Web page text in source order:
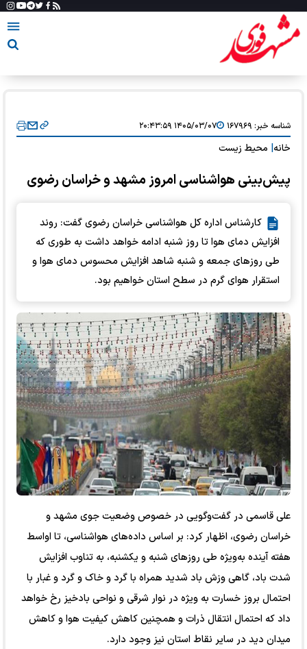
شناسه خبر: ۱۶۷۹۶۹ ۱۴۰۵/۰۳/۰۷ ۲۰:۴۳:۵۹
خانه محیط زیست
پیش‌بینی هواشناسی امروز مشهد و خراسان رضوی
کارشناس اداره کل هواشناسی خراسان رضوی گفت: روند
افزایش دمای هوا تا روز شنبه ادامه خواهد داشت به طوری که
طی روز‌های جمعه و شنبه شاهد افزایش محسوس دمای هوا و
استقرار هوای گرم در سطح استان خواهیم بود.
علی قاسمی در گفت‌و‌گویی در خصوص وضعیت جوی مشهد و
خراسان رضوی، اظهار کرد: بر اساس داده‌های هواشناسی، تا اواسط
هفته آینده به‌ویژه طی روز‌های شنبه و یکشنبه، به تناوب افزایش
شدت باد، گاهی وزش باد شدید همراه با گرد و خاک و گرد و غبار با
احتمال بروز خسارت به ویژه در نوار شرقی و نواحی بادخیز رخ خواهد
داد که احتمال انتقال ذرات و همچنین کاهش کیفیت هوا و کاهش
میدان دید در سایر نقاط استان نیز وجود دارد.